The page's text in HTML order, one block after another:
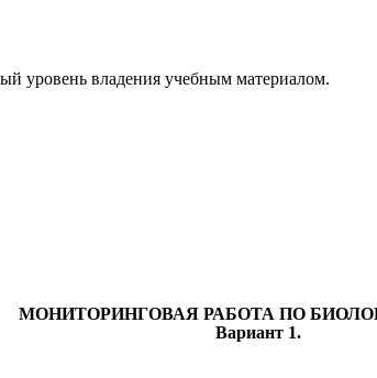
уровень владения учебным материалом.
МОНИТОРИНГОВАЯ РАБОТА ПО
Вариант 1.